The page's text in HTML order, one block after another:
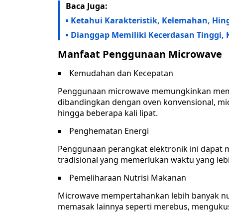
Baca Juga:
Ketahui Karakteristik, Kelemahan,
Dianggap Memiliki Kecerdasan
Manfaat Penggunaan Microwave
Kemudahan dan Kecepatan
Penggunaan microwave memungkinkan
dibandingkan dengan oven konvensional,
hingga beberapa kali lipat.
Penghematan Energi
Penggunaan perangkat elektronik ini dapat
tradisional yang memerlukan waktu yang
Pemeliharaan Nutrisi Makanan
Microwave mempertahankan lebih banyak
memasak lainnya seperti merebus,